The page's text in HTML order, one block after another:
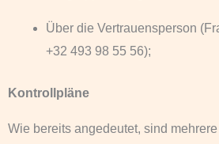
Über die Vertrauensperson
+32 493 98 55 56);
Kontrollpläne
Wie bereits angedeutet, sind